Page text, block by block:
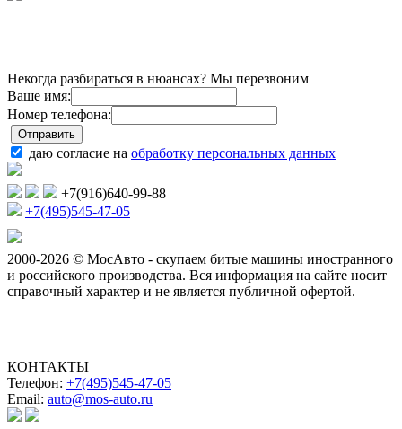
Некогда разбираться в нюансах? Мы перезвоним
Ваше имя:
Номер телефона:
даю согласие на обработку персональных данных
+7(916)640-99-88
+7(495)545-47-05
2000-2026 © МосАвто - скупаем битые машины иностранного
и российского производства. Вся информация на сайте носит
справочный характер и не является публичной офертой.
КОНТАКТЫ
Телефон: +7(495)545-47-05
Email: auto@mos-auto.ru